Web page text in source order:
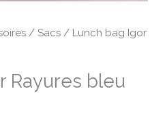
/Sacs / Lunch bag Igor
Rayures bleu